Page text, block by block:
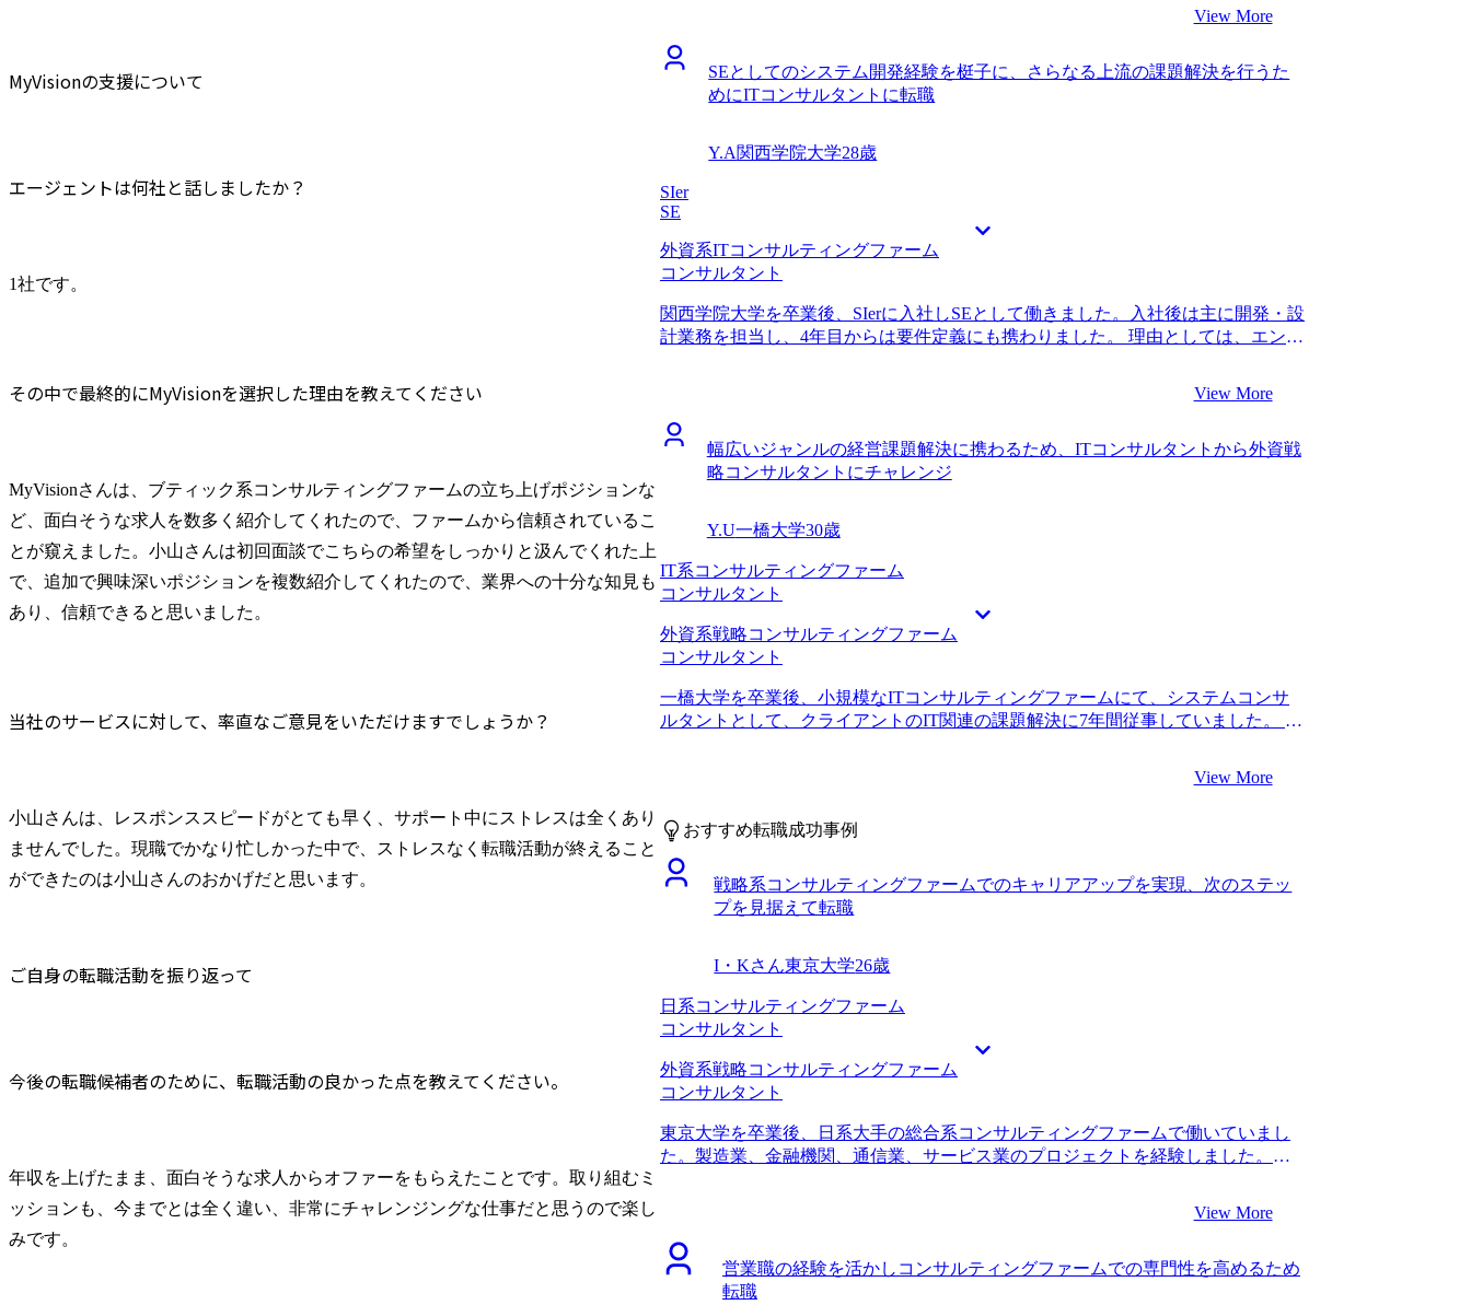
MyVisionの支援について
エージェントは何社と話しましたか？
1社です。
その中で最終的にMyVisionを選択した理由を教えてください
MyVisionさんは、ブティック系コンサルティングファームの立ち上げポジションな
ど、面白そうな求人を数多く紹介してくれたので、ファームから信頼されているこ
とが窺えました。小山さんは初回面談でこちらの希望をしっかりと汲んでくれた上
で、追加で興味深いポジションを複数紹介してくれたので、業界への十分な知見も
あり、信頼できると思いました。
当社のサービスに対して、率直なご意見をいただけますでしょうか？
小山さんは、レスポンススピードがとても早く、サポート中にストレスは全くあり
ませんでした。現職でかなり忙しかった中で、ストレスなく転職活動が終えること
ができたのは小山さんのおかげだと思います。
ご自身の転職活動を振り返って
今後の転職候補者のために、転職活動の良かった点を教えてください。
年収を上げたまま、面白そうな求人からオファーをもらえたことです。取り組むミ
ッションも、今までとは全く違い、非常にチャレンジングな仕事だと思うので楽し
みです。
れていると感じたからです。小山さんは大手メーカーでの経験をお持ちで、実際
した。さらに、当初はエンジニアとしての転職も選択肢として残していたのです
が、その考えも尊重しながらコンサルティングファームへの転職を進めさせてい
ただけたことが非常にありがたかったです。 また、私は銀行システムに関与した
サインしてもらえることが多いファームの情報についても共有してくださいまし
レンジするにあたり、コンサルティングファームの知識が十分かどうか、業界特
有のケース面接に対応できるかなどの懸念がたくさんありました。 小山さんは、
過去の面接事例や評価基準を基に、何度も模擬面接を実施してくださいました。
そのおかげで自信を持って本番に臨むことができました。 何度も面接練習をでき
たことです。MyVisionにお願いしてよかったです。 テスト対策が少し疎かだった
かもしれません。企業ごとのテスト形式を確認ししっかり対策をしてから臨めば
良かったと思います。 転職前は600万円でしたが、転職後は650万円となりまし
ると共に、社内でのキャリアの目途が立ってしまっている自分に気づいたことが
きっかけでした。 自分の理想像を考え直した際に、 ・事業・経営に対する理解を
したうえで、システムに関する問題を解決できること ・会社に依存せず問題解決
できる対応力・柔軟性を備えること の2点を備えたいと考えました。 自社に残っ
ステム以外の知見を積む機会があるかは不確定であり、後者については1社しか経
験がない状態での判断は難しいと考えました。 エンジニア向けの転職エージェン
トや、他コンサル向けエージェントなどの計4社と話しました。 MyVisionに決めた
理由は、候補企業に対して、自分のキャリア志向と経歴の両面からの適性を1社ず
つ説明いただけたことです。同時に、想定される業務内容や社風、処遇なども教
えていただけたため、異職種であるコンサルタントへの転職であっても、働き方
のイメージを持つことができました。 上記のように、コンサルタント未経験では
想像がつき難い各ファームの違いについて詳細に教えていただけたと思っており
ます。 ITコンサルタントとしての素養を感じさせるために有効な経験・強みを、
小山さんとの面談・フィードバックを通じて練り上げ言語化できたことです 転職
準備をして数社に応募してしまったことです。 面接対策によって、面接での立ち
回りは自分でもわかるくらい上達していましたので、対策せずに落ちてしまった
企業があったのはもったいなかったなと思っています。 600万円ほどだった年収に
対して、700万円でオファーを頂きました。 これまでは個別システムを主語とした
開発・保守などの下流工程の業務が中心でしたが、これからはクライアントの経
程に対する経験・知見を蓄えていきたいと考えています。
View More
SEとしてのシステム開発経験を梃子に、さらなる上流の課題解決を行うた
めにITコンサルタントに転職
Y.A関西学院大学28歳
SIer
SE
外資系ITコンサルティングファーム
コンサルタント
関西学院大学を卒業後、SIerに入社しSEとして働きました。入社後は主に開発・設
計業務を担当し、4年目からは要件定義にも携わりました。 理由としては、エンジ
人の頃に指導していただいた先輩もほとんどが転職し、自分もいずれは転職する
のだと考えていましたが、20代も終わりに近づいた今こそ転職のタイミングだと
思い、転職活動を始めました。 他社でSEとして働くことも考えましたが、技術力
はもう十分身についたと感じていたことと、何よりも上流の仕事がしたかったた
ンサルタントに転職した前職の元上司からMyVisionさんを紹介して頂きました。
初回面談では小山さんとお話ししましたが、初対面とは思えないほど親身に私の
お話を聞いてくださり、将来のキャリアプランについて真剣に考えてくださった
ことがとても印象的でした。 この方にお任せすれば間違い無いと感じ、支援をお
願いすることに決めました。 徹底的に面接対策をして頂いたことが何より助かり
ました。ITコンサルタント転職ではエンジニアとしての技術力だけではなく、コ
ンサルタントとしての課題解決能力や論理的思考力も評価対象になるため、小山
ました。 想像以上に好条件な大手ファームに内定を頂いたことです。転職活動を
始める前は自分には縁のないファームだと思っていたのですが、小山さんに懇切
評価して頂きました。 反省点は特にありません。自分の人生を通して転換点にな
800万円になりました。 まずは憧れのファームに入社できたことが何よりも嬉しい
です。実際の実力以上に評価していただいた部分はあると自覚しているので、早
く一人前のコンサルタントとしての能力を習得したいと思っています。
View More
幅広いジャンルの経営課題解決に携わるため、ITコンサルタントから外資戦
略コンサルタントにチャレンジ
Y.U一橋大学30歳
IT系コンサルティングファーム
コンサルタント
外資系戦略コンサルティングファーム
コンサルタント
一橋大学を卒業後、小規模なITコンサルティングファームにて、システムコンサ
ルタントとして、クライアントのIT関連の課題解決に7年間従事していました。 IT
いました。 また、クライアントの多くは、予算の制約が厳しく新しい技術導入に
提案を行っても実現しないことが多くフラストレーションを感じていました。さ
らに、どうしてもITシステムを用いた提案に限られており、人材面や財務面から
のアプローチが必要だと感じても実践することができないところにもどかしさを
感じていました。 戦略コンサルタントが著した書籍を読み、クライアント企業の
要な提案を広い視点から考え、システムに留まらない課題解決を実現できると考
えました。また、企業の課題を分析し改善には何が必要かを考案するシステムコ
ンサルタントとしての今までの経験もしっかりと活かせると考えました。また、
大きな企業や行政をクライアントとして社会変革に参画することができる点が魅
力的でした。 2社です。 戦略コンサルタントに転職した前職の同僚から紹介され
たからです。実際に私と同様の職歴を持つ同僚が転職を成功させたという身近な
ました。 さらにコンサルティングファームへの理解が深いエージェントであると
同僚から聞きました。実際に、当初転職を考えていた企業よりも私の希望に合っ
ています。 担当の小山さんは私が新たな職場に求める条件の分析に親身につきあ
ってくださいました。自身が現状の何に満足していないのかをはっきりさせるこ
とで、希望を明確化でき最適な転職先のファームを提案していただけたことにつ
ながったと思います。また、これが面接練習の際にも活きてきて、徹底的にケー
ス面接対策を行ってくれたため、準備段階から本番さながらの緊張感をもつこと
View More
おすすめ転職成功事例
戦略系コンサルティングファームでのキャリアアップを実現、次のステッ
プを見据えて転職
I・Kさん東京大学26歳
日系コンサルティングファーム
コンサルタント
外資系戦略コンサルティングファーム
コンサルタント
東京大学を卒業後、日系大手の総合系コンサルティングファームで働いていまし
た。製造業、金融機関、通信業、サービス業のプロジェクトを経験しました。転
らです。 将来的に事業会社に行くつもりでしたが、もう少しコンサルティングフ
ァームでステップアップしたいと思ったからです。スタートアップに挑戦したい
という考えもあり、リスクを取る前に、もう少し自分のキャリアで分かりやすい
実績を残しておきたいという思いもありました。 3社です。 スピード感とコンサ
View More
営業職の経験を活かしコンサルティングファームでの専門性を高めるため
転職